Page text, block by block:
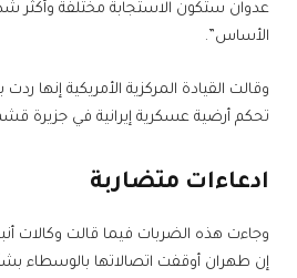
عدوان ستكون الاستجابة مختلفة وأكثر
الأساس”.
وقالت القيادة المركزية الأمريكية
تحكم أرضية عسكرية إيرانية في جزيرة
ادعاءات متضاربة
وجاءت هذه الضربات فيما قالت وكالات
إن طهران أوقفت اتصالاتها بالوسطاء